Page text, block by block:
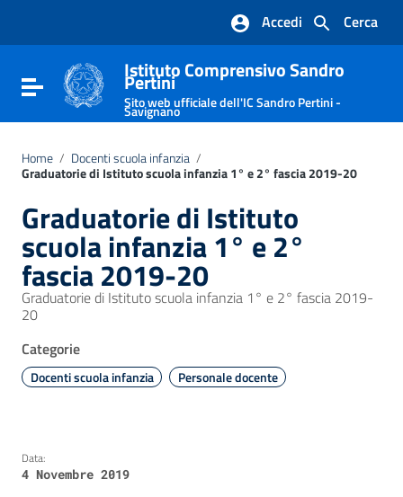
Vai al footer
Cerca
Accedi
Attiva / disattiva la navigazione
Istituto Comprensivo Sandro
Pertini
Sito web ufficiale dell'IC Sandro Pertini -
Savignano
Home / Docenti scuola infanzia /
Graduatorie di Istituto scuola infanzia 1° e 2° fascia 2019-20
Graduatorie di Istituto
scuola infanzia 1° e 2°
fascia 2019-20
Graduatorie di Istituto scuola infanzia 1° e 2° fascia 2019-
20
Categorie
Docenti scuola infanzia Personale docente
Data:
4 Novembre 2019